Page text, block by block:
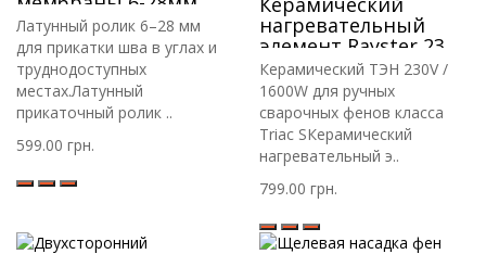
Латунный ролик 6–28 мм
для прикатки шва в углах и
труднодоступных
местах.Латунный
прикаточный ролик ..
599.00 грн.
нагревательный
элемент Rayster 230V
/ 1600W для Leister
Triac S, Goodizol ST,
Hot Air Tool ST и
аналогов
Керамический ТЭН 230V /
1600W для ручных
сварочных фенов класса
Triac SКерамический
нагревательный э..
799.00 грн.